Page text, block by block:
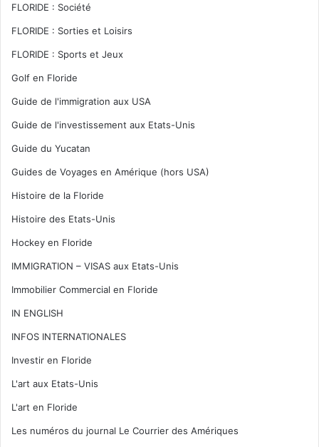
FLORIDE : Société
FLORIDE : Sorties et Loisirs
FLORIDE : Sports et Jeux
Golf en Floride
Guide de l'immigration aux USA
Guide de l'investissement aux Etats-Unis
Guide du Yucatan
Guides de Voyages en Amérique (hors USA)
Histoire de la Floride
Histoire des Etats-Unis
Hockey en Floride
IMMIGRATION – VISAS aux Etats-Unis
Immobilier Commercial en Floride
IN ENGLISH
INFOS INTERNATIONALES
Investir en Floride
L'art aux Etats-Unis
L'art en Floride
Les numéros du journal Le Courrier des Amériques